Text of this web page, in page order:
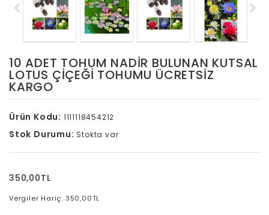
10 ADET TOHUM NADIR BULUNAN KUTSAL
LOTUS ÇIÇEĞI TOHUMU ÜCRETSİZ
KARGO
Ürün Kodu: 1111118454212
Stok Durumu: Stokta var
350,00TL
Vergiler Hariç: 350,00TL